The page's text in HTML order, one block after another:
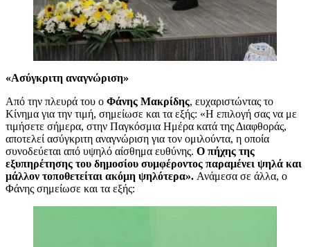
«Ασύγκριτη αναγνώριση»
Από την πλευρά του ο Φάνης Μακρίδης, ευχαριστώντας το
Κίνημα για την τιμή, σημείωσε και τα εξής: «Η επιλογή σας να με
τιμήσετε σήμερα, στην Παγκόσμια Ημέρα κατά της Διαφθοράς,
αποτελεί ασύγκριτη αναγνώριση για τον ομιλούντα, η οποία
συνοδεύεται από υψηλό αίσθημα ευθύνης. Ο πήχης της
εξυπηρέτησης του δημοσίου συμφέροντος παραμένει ψηλά και
μάλλον τοποθετείται ακόμη ψηλότερα». Ανάμεσα σε άλλα, ο
Φάνης σημείωσε και τα εξής: